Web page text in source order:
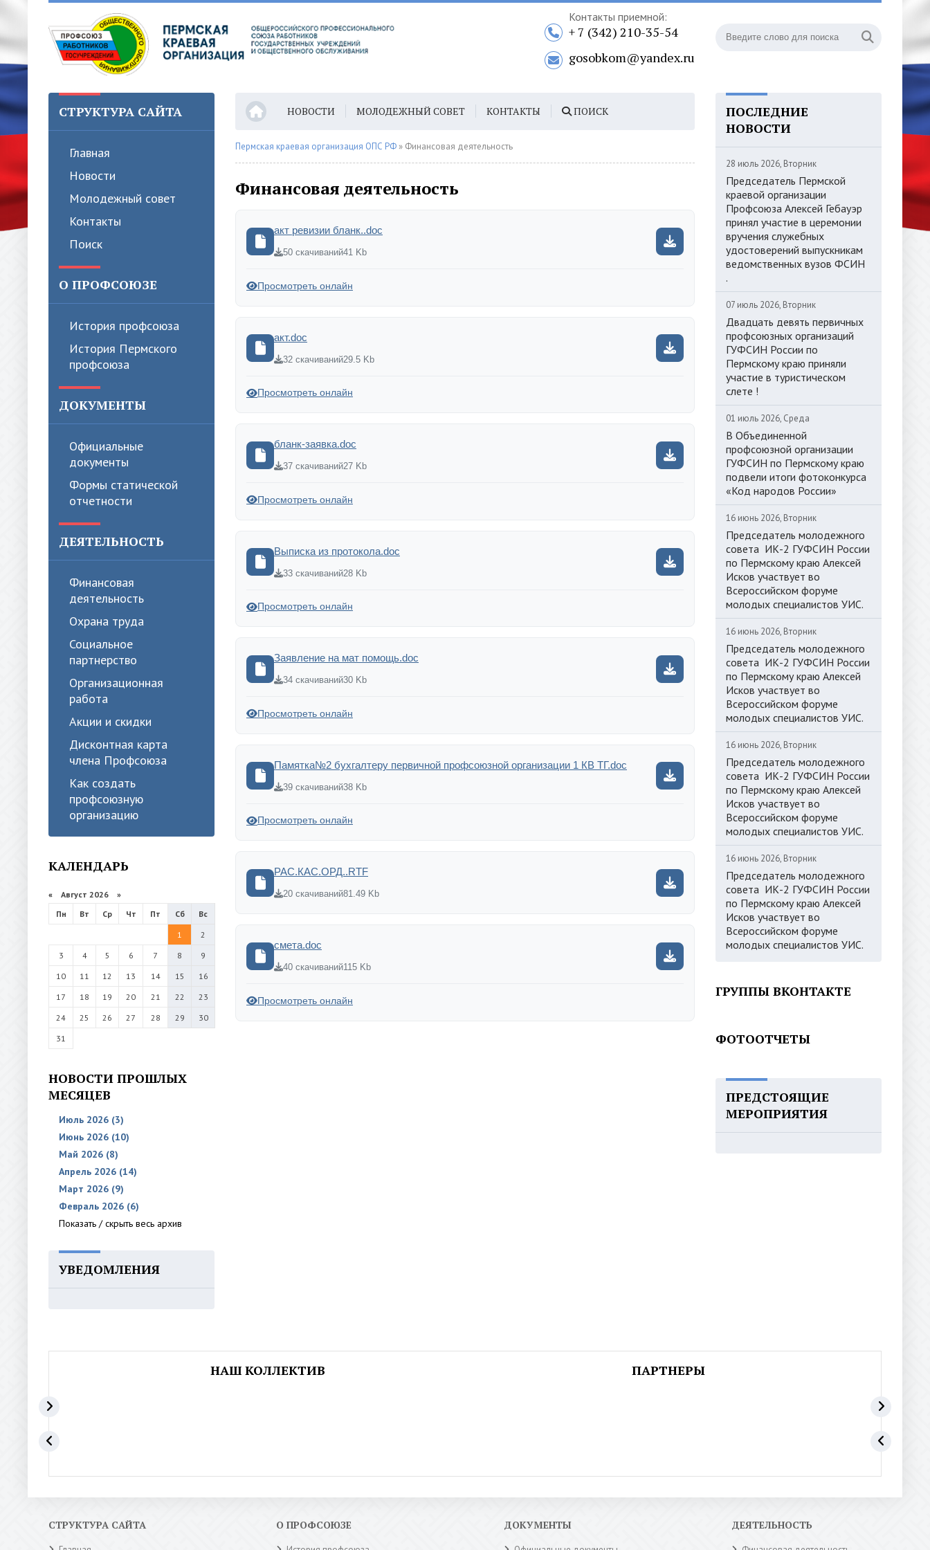
Контакты приемной:
+ 7 (342) 210-35-54
gosobkom@yandex.ru
СТРУКТУРА САЙТА
Главная
Новости
Молодежный совет
Контакты
Поиск
О ПРОФСОЮЗЕ
История профсоюза
История Пермского
профсоюза
ДОКУМЕНТЫ
Официальные
документы
Формы статической
отчетности
ДЕЯТЕЛЬНОСТЬ
Финансовая
деятельность
Охрана труда
Социальное
партнерство
Организационная
работа
Акции и скидки
Дисконтная карта
члена Профсоюза
Как создать
профсоюзную
организацию
КАЛЕНДАРЬ
« Август 2026 »
Пн
Вт Ср Чт Пт Сб
Вс
1
2
3
4 5 6 7 8
9
10
11 12 13 14 15
16
17
18 19 20 21 22
23
24
25 26 27 28 29
30
31
НОВОСТИ ПРОШЛЫХ
МЕСЯЦЕВ
Июль 2026 (3)
Июнь 2026 (10)
Май 2026 (8)
Апрель 2026 (14)
Март 2026 (9)
Февраль 2026 (6)
Показать / скрыть весь архив
УВЕДОМЛЕНИЯ
НОВОСТИ МОЛОДЕЖНЫЙ СОВЕТ КОНТАКТЫ ПОИСК
Пермская краевая организация ОПС РФ » Финансовая деятельность
Финансовая деятельность
акт ревизии бланк..doc
50 скачиваний41 Kb
Просмотреть онлайн
акт.doc
32 скачиваний29.5 Kb
Просмотреть онлайн
бланк-заявка.doc
37 скачиваний27 Kb
Просмотреть онлайн
Выписка из протокола.doc
33 скачиваний28 Kb
Просмотреть онлайн
Заявление на мат помощь.doc
34 скачиваний30 Kb
Просмотреть онлайн
Памятка№2 бухгалтеру первичной профсоюзной организации 1 КВ ТГ.doc
39 скачиваний38 Kb
Просмотреть онлайн
РАС.КАС.ОРД..RTF
20 скачиваний81.49 Kb
смета.doc
40 скачиваний115 Kb
Просмотреть онлайн
ПОСЛЕДНИЕ
НОВОСТИ
28 июль 2026, Вторник
Председатель Пермской
краевой организации
Профсоюза Алексей Гебауэр
принял участие в церемонии
вручения служебных
удостоверений выпускникам
ведомственных вузов ФСИН
.
07 июль 2026, Вторник
Двадцать девять первичных
профсоюзных организаций
ГУФСИН России по
Пермскому краю приняли
участие в туристическом
слете !
01 июль 2026, Среда
В Объединенной
профсоюзной организации
ГУФСИН по Пермскому краю
подвели итоги фотоконкурса
«Код народов России»
16 июнь 2026, Вторник
Председатель молодежного
совета ИК-2 ГУФСИН России
по Пермскому краю Алексей
Исков участвует во
Всероссийском форуме
молодых специалистов УИС.
16 июнь 2026, Вторник
Председатель молодежного
совета ИК-2 ГУФСИН России
по Пермскому краю Алексей
Исков участвует во
Всероссийском форуме
молодых специалистов УИС.
16 июнь 2026, Вторник
Председатель молодежного
совета ИК-2 ГУФСИН России
по Пермскому краю Алексей
Исков участвует во
Всероссийском форуме
молодых специалистов УИС.
16 июнь 2026, Вторник
Председатель молодежного
совета ИК-2 ГУФСИН России
по Пермскому краю Алексей
Исков участвует во
Всероссийском форуме
молодых специалистов УИС.
ГРУППЫ ВКОНТАКТЕ
ФОТООТЧЕТЫ
ПРЕДСТОЯЩИЕ
МЕРОПРИЯТИЯ
НАШ КОЛЛЕКТИВ ПАРТНЕРЫ
СТРУКТУРА САЙТА О ПРОФСОЮЗЕ ДОКУМЕНТЫ ДЕЯТЕЛЬНОСТЬ